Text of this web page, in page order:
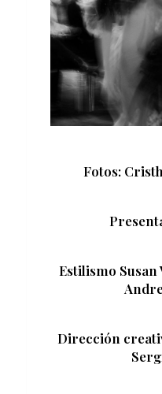
Fotos:
Estilismo
Dirección